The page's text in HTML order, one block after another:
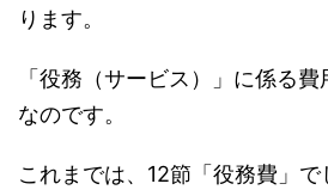
ります。
「役務（サービス）」に係る
なのです。
これまでは、12節「役務費」